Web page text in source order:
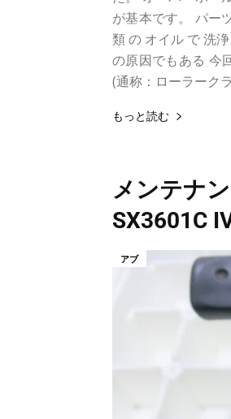
が基本です。 パー
類 の オイル で 洗
の原因でもある 今
(通称：ローラーク
もっと読む
メンテナ
SX3601C
アブ